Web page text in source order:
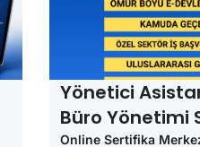
Yönetici
Büro Yönetimi
Online Sertifika